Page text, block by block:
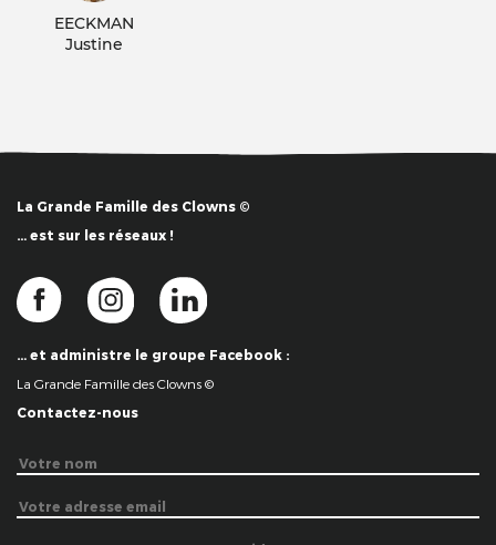
EECKMAN
Justine
La Grande Famille des Clowns ©
… est sur les réseaux !
… et administre le groupe Facebook :
La Grande Famille des Clowns ©
Contactez-nous